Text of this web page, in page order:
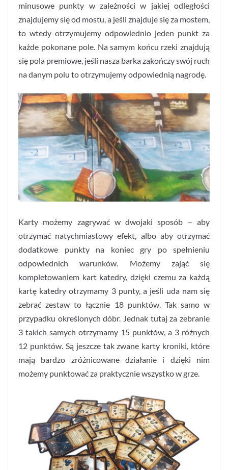
minusowe punkty w zależności w jakiej odległości
znajdujemy się od mostu, a jeśli znajduje się za mostem,
to wtedy otrzymujemy odpowiednio jeden punkt za
każde pokonane pole. Na samym końcu rzeki znajdują
się pola premiowe, jeśli nasza barka zakończy swój ruch
na danym polu to otrzymujemy odpowiednią nagrodę.
Karty możemy zagrywać w dwojaki sposób – aby
otrzymać natychmiastowy efekt, albo aby otrzymać
dodatkowe punkty na koniec gry po spełnieniu
odpowiednich warunków. Możemy zająć się
kompletowaniem kart katedry, dzięki czemu za każdą
kartę katedry otrzymamy 3 punty, a jeśli uda nam się
zebrać zestaw to łącznie 18 punktów. Tak samo w
przypadku określonych dóbr. Jednak tutaj za zebranie
3 takich samych otrzymamy 15 punktów, a 3 różnych
12 punktów. Są jeszcze tak zwane karty kroniki, które
mają bardzo zróżnicowane działanie i dzięki nim
możemy punktować za praktycznie wszystko w grze.